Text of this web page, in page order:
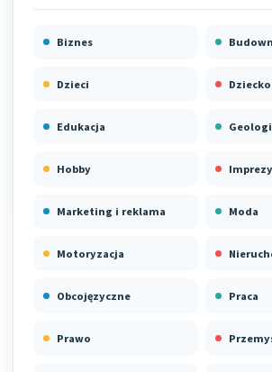
Biznes
Dzieci Dziecko
Edukacja
Hobby Imprezy
Marketing i reklama Moda
Motoryzacja
Obcojęzyczne Praca
Prawo